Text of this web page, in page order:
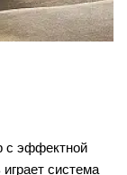
с эффектной
система